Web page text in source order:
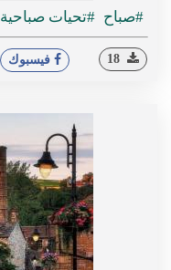
#صباح #تحيات صباحية
فيسبوك